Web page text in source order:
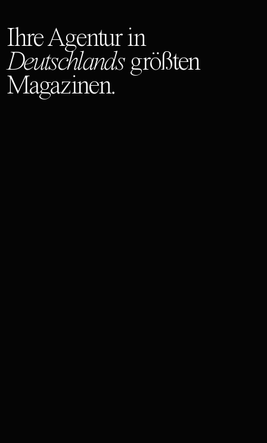
Ihre Agentur in
Deutschlandsgrößten
Magazinen.